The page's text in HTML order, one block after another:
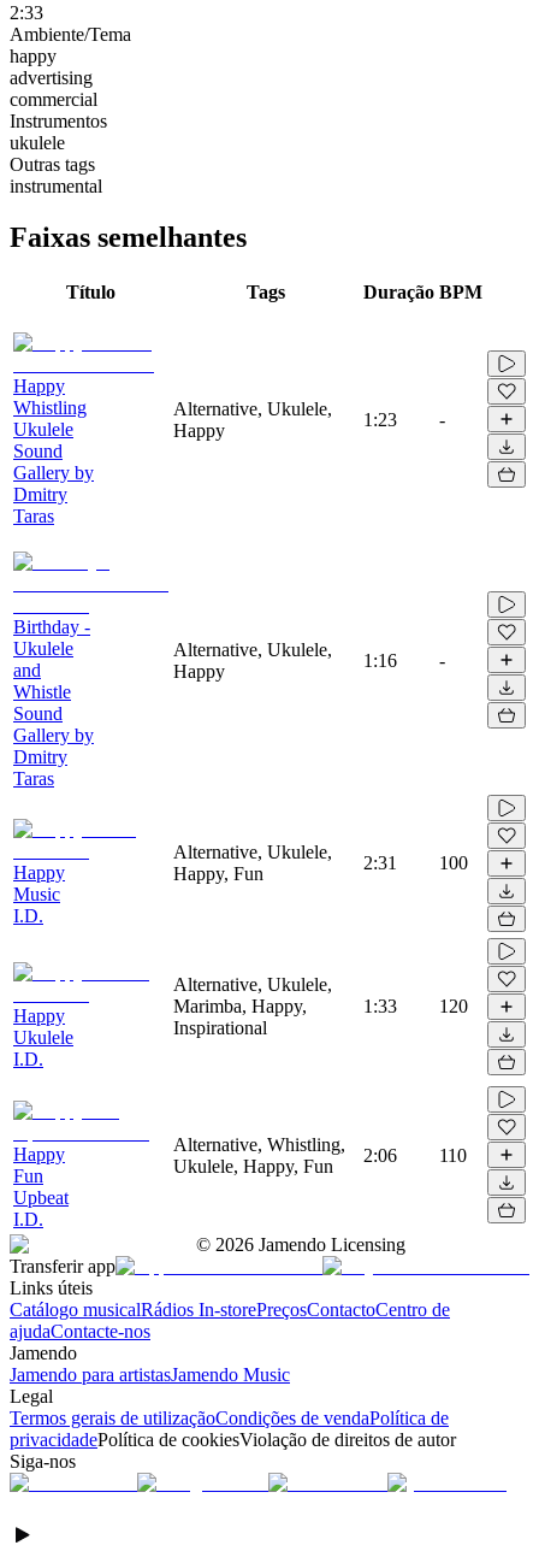
2:33
Ambiente/Tema
happy
advertising
commercial
Instrumentos
ukulele
Outras tags
instrumental
Faixas semelhantes
Título Tags Duração BPM
Happy
Whistling
Ukulele
Sound
Gallery by
Dmitry
Taras
Alternative, Ukulele,
Happy
1:23 -
Birthday -
Ukulele
and
Whistle
Sound
Gallery by
Dmitry
Taras
Alternative, Ukulele,
Happy
1:16 -
Happy
Music
I.D.
Alternative, Ukulele,
Happy, Fun
2:31 100
Happy
Ukulele
I.D.
Alternative, Ukulele,
Marimba, Happy,
Inspirational
1:33 120
Happy
Fun
Upbeat
I.D.
Alternative, Whistling,
Ukulele, Happy, Fun
2:06 110
© 2026 Jamendo Licensing
Transferir app
Links úteis
Catálogo musicalRádios In-storePreçosContactoCentro de
ajudaContacte-nos
Jamendo
Jamendo para artistasJamendo Music
Legal
Termos gerais de utilizaçãoCondições de vendaPolítica de
privacidadePolítica de cookiesViolação de direitos de autor
Siga-nos